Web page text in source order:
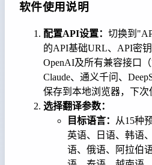
软件使用说明
配置API设置： 切换到
的API基础URL、API密
OpenAI及所有兼容接口（
Claude、通义千问、
保存到本地浏览器，下次
选择翻译参数：
目标语言：
从15种
英语、日语、韩语
语、俄语、阿拉伯